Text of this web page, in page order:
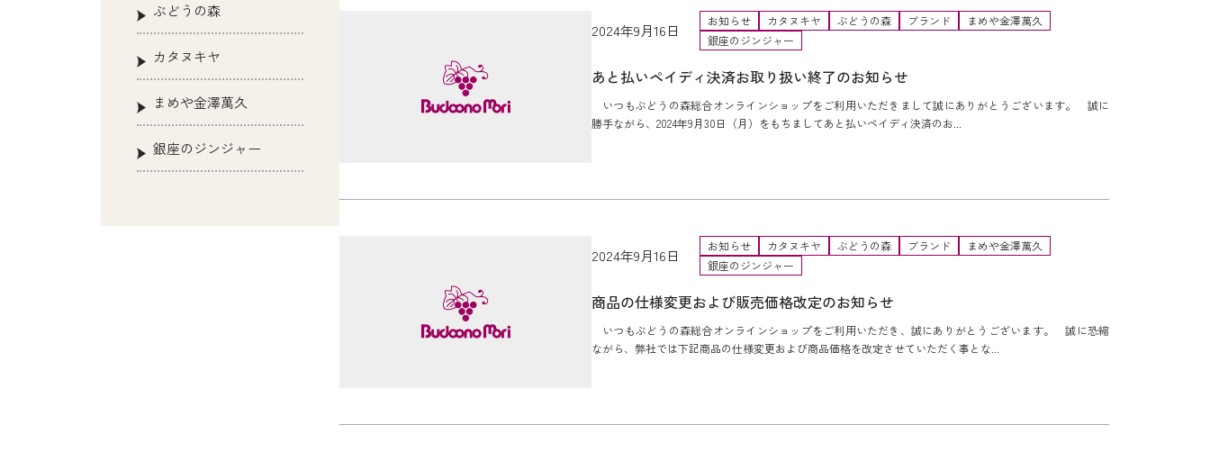
ぶどうの森
カタヌキヤ
まめや金澤萬久
銀座のジンジャー
2024年9月16日
お知らせ カタヌキヤ ぶどうの森 ブランド
まめや金澤萬久
銀座のジンジャー
あと払いペイディ決済お取り扱い終了のお知らせ
いつもぶどうの森総合オンラインショップをご利用いただきまして誠にありがとうございます。 誠に
勝手ながら、2024年9月30日（月）をもちましてあと払いペイディ決済のお...
2024年9月16日
お知らせ カタヌキヤ ぶどうの森 ブランド
まめや金澤萬久
銀座のジンジャー
商品の仕様変更および販売価格改定のお知らせ
いつもぶどうの森総合オンラインショップをご利用いただき、誠にありがとうございます。 誠に恐縮
ながら、弊社では下記商品の仕様変更および商品価格を改定させていただく事とな...